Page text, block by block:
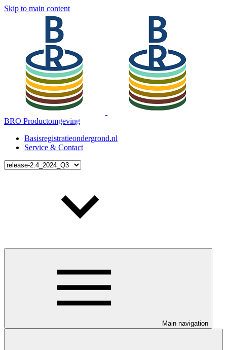
Skip to main content
BRO Productomgeving
Basisregistratieondergrond.nl
Service & Contact
Main navigation